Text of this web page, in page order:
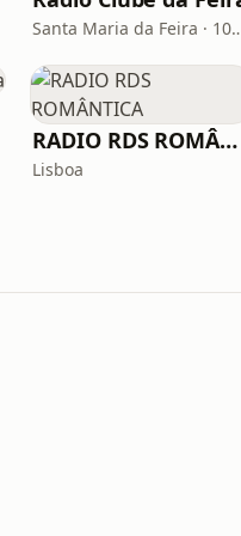
Santa Maria
RADIO RDS ROMÂNTICA
Lisboa